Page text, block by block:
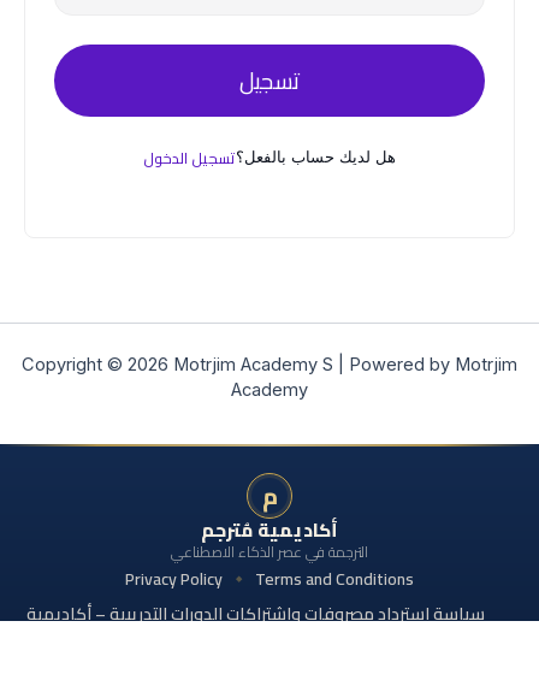
تسجيل
هل لديك حساب بالفعل؟تسجيل الدخول
Copyright © 2026 Motrjim Academy S | Powered by Motrjim
Academy
م
أكاديمية مُترجم
الترجمة في عصر الذكاء الاصطناعي
Terms and Conditions
Privacy Policy
سياسة استرداد مصروفات واشتراكات الدورات التدريبية – أكاديمية